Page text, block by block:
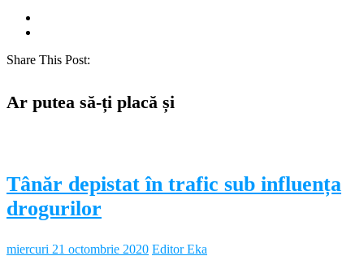
Share This Post:
Ar putea să-ți placă și
Tânăr depistat în trafic sub influența
drogurilor
miercuri 21 octombrie 2020 Editor Eka